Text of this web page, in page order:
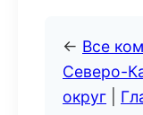
← Все
Северо-
округ